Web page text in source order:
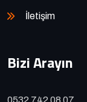
İletişim
Bizi Arayın